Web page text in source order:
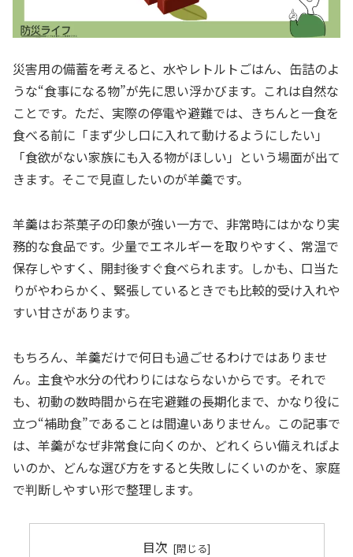
災害用の備蓄を考えると、水やレトルトごはん、缶詰のよ
うな“食事になる物”が先に思い浮かびます。これは自然な
ことです。ただ、実際の停電や避難では、きちんと一食を
食べる前に「まず少し口に入れて動けるようにしたい」
「食欲がない家族にも入る物がほしい」という場面が出て
きます。そこで見直したいのが羊羹です。
羊羹はお茶菓子の印象が強い一方で、非常時にはかなり実
務的な食品です。少量でエネルギーを取りやすく、常温で
保存しやすく、開封後すぐ食べられます。しかも、口当た
りがやわらかく、緊張しているときでも比較的受け入れや
すい甘さがあります。
もちろん、羊羹だけで何日も過ごせるわけではありませ
ん。主食や水分の代わりにはならないからです。それで
も、初動の数時間から在宅避難の長期化まで、かなり役に
立つ“補助食”であることは間違いありません。この記事で
は、羊羹がなぜ非常食に向くのか、どれくらい備えればよ
いのか、どんな選び方をすると失敗しにくいのかを、家庭
で判断しやすい形で整理します。
目次